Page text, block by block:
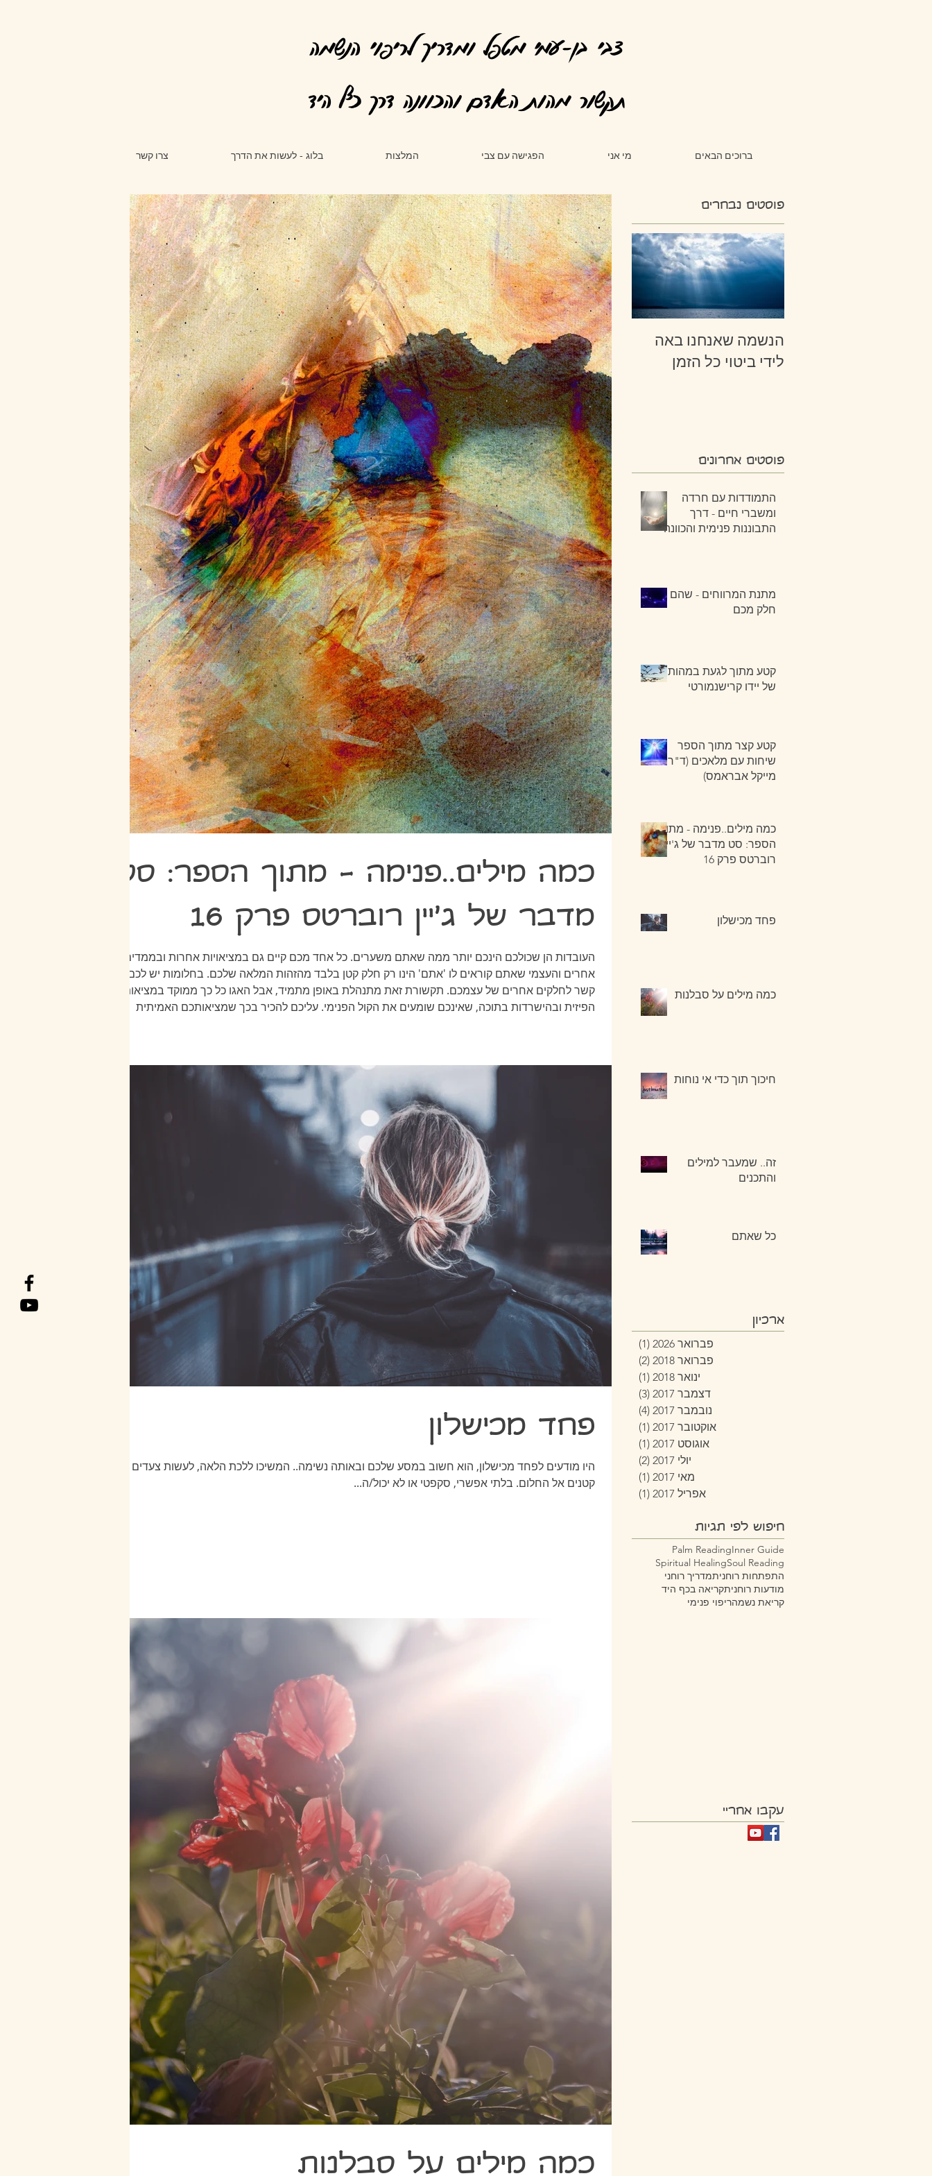
צבי בן-עמי מטפל ומדריך לריפוי הנשמה
תקשור מהות האדם והכוונה דרך כף היד
ברוכים הבאים מי אני הפגישה עם צבי המלצות בלוג - לעשות את הדרך צרו קשר
כמה מילים..פנימה - מתוך הספר: סט
מדבר של ג'יין רוברטס פרק 16
העובדות הן שכולכם הינכם יותר ממה שאתם משערים. כל אחד מכם קיים גם במציאויות אחרות ובממדים
אחרים והעצמי שאתם קוראים לו 'אתם' הינו רק חלק קטן בלבד מהזהות המלאה שלכם. בחלומות יש לכם
קשר לחלקים אחרים של עצמכם. תקשורת זאת מתנהלת באופן מתמיד, אבל האגו כל כך ממוקד במציאות
הפיזית ובהישרדות בתוכה, שאינכם שומעים את הקול הפנימי. עליכם להכיר בכך שמציאותכם האמיתית
פחד מכישלון
היו מודעים לפחד מכישלון, הוא חשוב במסע שלכם ובאותה נשימה.. המשיכו ללכת הלאה, לעשות צעדים
קטנים אל החלום. בלתי אפשרי, סקפטי או לא יכול/ה...
כמה מילים על סבלנות
פוסטים נבחרים
הנשמה שאנחנו באה
לידי ביטוי כל הזמן
פוסטים אחרונים
התמודדות עם חרדה
ומשברי חיים - דרך
התבוננות פנימית והכוונה
מתנת המרווחים - שהם
חלק מכם
קטע מתוך לגעת במהות
של יידו קרישנמורטי
קטע קצר מתוך הספר
שיחות עם מלאכים (ד"ר
מייקל אבראמס)
כמה מילים..פנימה - מתוך
הספר: סט מדבר של ג'יין
רוברטס פרק 16
פחד מכישלון
כמה מילים על סבלנות
חיכוך תוך כדי אי נוחות
זה.. שמעבר למילים
והתכנים
כל שאתם
ארכיון
פברואר 2026 (1)
פברואר 2018
(2)
ינואר 2018
(1)
דצמבר 2017
(3)
נובמבר 2017
(4)
אוקטובר 2017
(1)
אוגוסט 2017
(1)
יולי 2017
(2)
מאי 2017
(1)
אפריל 2017
(1)
חיפוש לפי תגיות
Inner Guide
Palm Reading
Soul Reading
Spiritual Healing
התפתחות רוחניתמדריך רוחני
מודעות רוחניתקריאה בכף היד
קריאת נשמהריפוי פנימי
עקבו אחריי